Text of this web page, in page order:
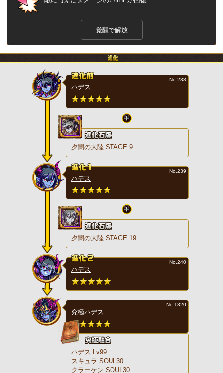
覚醒で解放
ハデス
No.238
夕闇の大陸 STAGE 9
ハデス
No.239
夕闇の大陸 STAGE 19
ハデス
No.240
究極ハデス
No.1320
ハデス Lv99
スキュラ SOUL30
クラーケン SOUL30